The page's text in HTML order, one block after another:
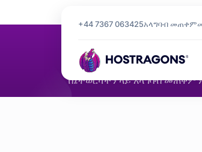
+44 7367 063425አላግባብ መጠቀም
በኔትወርካችን ላይ አላግባብ